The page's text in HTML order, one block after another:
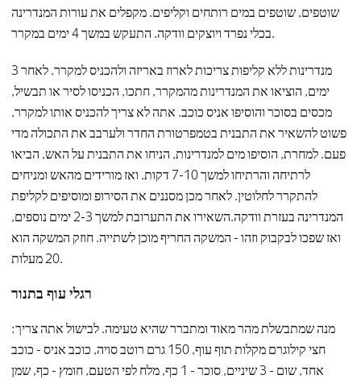
שוטפים, שוטפים במים רותחים וקליפים. מקפלים את עורות המנדרינה
בכלי נפרד ויוצקים וודקה. התעקש במשך 4 ימים במקרר.
מנדרינות ללא קליפות צריכות לארוז באריזה ולהכניס למקרר. לאחר 3
ימים, הוציאו את המנדרינות מהמקרר, חתכו, הכניסו לסיר או תבשיל,
מכסים בסוכר והוסיפו אניס כוכב. אתה לא צריך להכניס אותו למקרר,
פשוט להשאיר את התבנית בטמפרטורת החדר ולערבב את התכולה מדי
פעם. למחרת, הוסיפו מים למנדרינות, הניחו את התבנית על האש, הביאו
לרתיחה והרתיחו למשך 7-10 דקות. ואז מורידים מהאש ומניחים
להתקרר לחלוטין. לאחר מכן מסננים את הסירופ ומוסיפים לקליפת
המנדרינה בעזרת וודקה.השאירו את התערובת למשך 2-3 ימים נוספים,
ואז שפכו לבקבוק וזהו - המשקה החריף מוכן לשתייה. חוזק המשקה הוא
20 מעלות.
רגלי עוף בתנור
מנה שמתבשלת מהר מאוד ומתברר שהיא טעימה. לבישול אתה צריך:
חצי קילוגרם מקלות תוף עוף, 150 גרם רוטב סויה, כוכב אניס - כוכב
אחד, שום - 3 שיניים, סוכר - 1 כף, מלח לפי הטעם, חומץ - כף, שמן